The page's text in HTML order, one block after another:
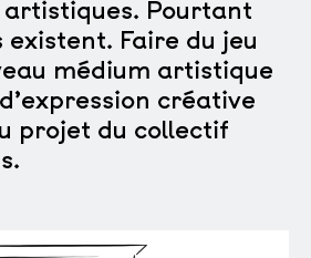
Pourtant
Faire du jeu
médium artistique
créative
projet du collectif